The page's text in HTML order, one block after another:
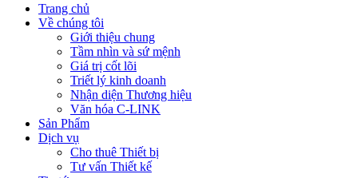
Trang chủ
Về chúng tôi
Giới thiệu chung
Tầm nhìn và sứ mệnh
Giá trị cốt lõi
Triết lý kinh doanh
Nhận diện Thương hiệu
Văn hóa C-LINK
Sản Phẩm
Dịch vụ
Cho thuê Thiết bị
Tư vấn Thiết kế